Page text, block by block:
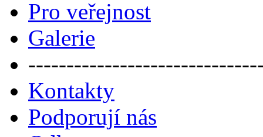
Pro veřejnost
Galerie
Kontakty
Podporují nás